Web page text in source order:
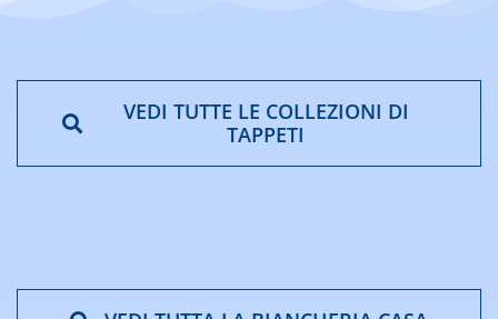
VEDI TUTTE LE COLLEZIONI DI
TAPPETI